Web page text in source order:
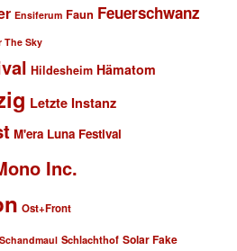
Ensiferum Faun Feuerschwanz
The Sky
Hildesheim Hämatom
Letzte Instanz
M'era Luna Festival
Inc.
Ost+Front
Schandmaul Schlachthof Solar Fake